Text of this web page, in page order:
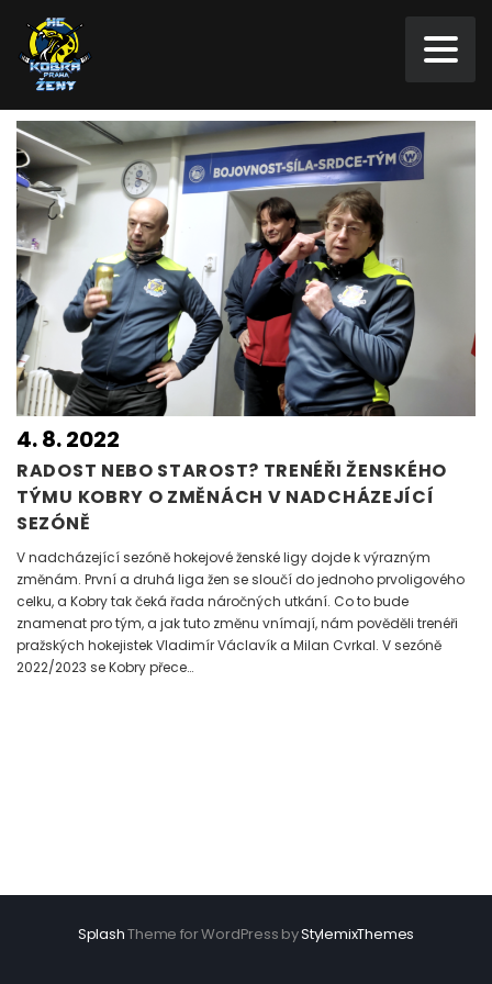
4. 8. 2022
RADOST NEBO STAROST? TRENÉŘI ŽENSKÉHO
TÝMU KOBRY O ZMĚNÁCH V NADCHÁZEJÍCÍ
SEZÓNĚ
V nadcházející sezóně hokejové ženské ligy dojde k výrazným
změnám. První a druhá liga žen se sloučí do jednoho prvoligového
celku, a Kobry tak čeká řada náročných utkání. Co to bude
znamenat pro tým, a jak tuto změnu vnímají, nám pověděli trenéři
pražských hokejistek Vladimír Václavík a Milan Cvrkal. V sezóně
2022/2023 se Kobry přece…
SplashTheme for WordPress byStylemixThemes